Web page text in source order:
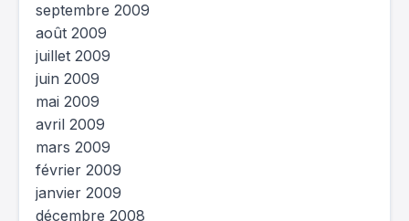
septembre 2009
août 2009
juillet 2009
juin 2009
mai 2009
avril 2009
mars 2009
février 2009
janvier 2009
décembre 2008